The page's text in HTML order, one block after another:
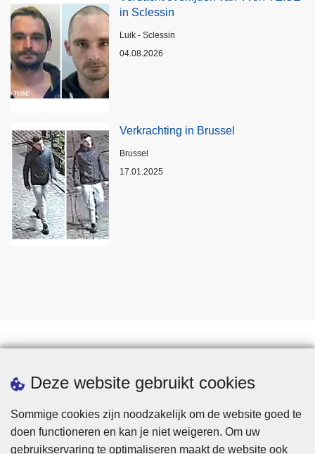
Deze website gebruikt cookies
Sommige cookies zijn noodzakelijk om de website goed te
doen functioneren en kan je niet weigeren. Om uw
gebruikservaring te optimaliseren maakt de website ook
in Sclessin
Plaats
Luik - Sclessin
04.08.2026
Verkrachting in Brussel
Plaats
Brussel
17.01.2025